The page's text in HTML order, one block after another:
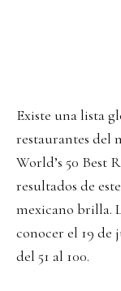
Existe una lista
restaurantes del
World’s 50 Best
resultados de
mexicano brilla.
conocer el 19 de
del 51 al 100.